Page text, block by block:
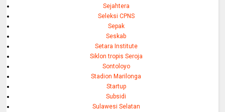
Sejahtera
Seleksi CPNS
Sepak
Seskab
Setara Institute
Siklon tropis Seroja
Sontoloyo
Stadion Marilonga
Startup
Subsidi
Sulawesi Selatan